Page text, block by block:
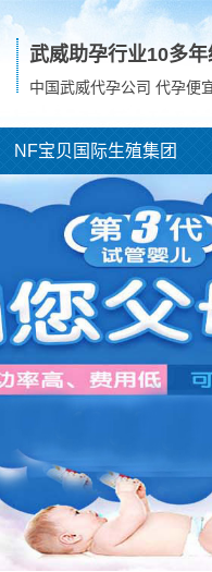
武威助孕行业10多年
中国武威代孕公司 代孕便
NF宝贝国际生殖集团